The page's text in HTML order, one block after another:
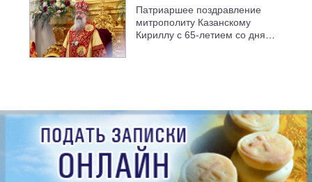
Патриаршее поздравление
митрополиту Казанскому
Кириллу с 65-летием со дня